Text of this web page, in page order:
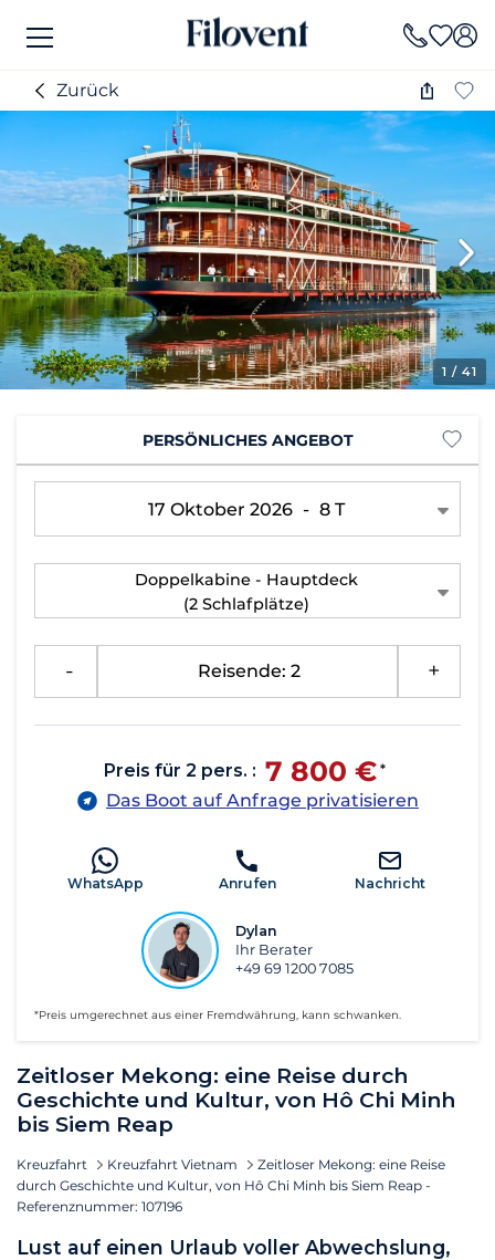
Zurück
1 / 41
Zeitloser Mekong: eine Reise durch
Geschichte und Kultur, von Hô Chi Minh
bis Siem Reap
Kreuzfahrt Kreuzfahrt Vietnam
Zeitloser Mekong: eine Reise
durch Geschichte und Kultur, von Hô Chi Minh bis Siem Reap -
Referenznummer: 107196
Lust auf einen Urlaub voller Abwechslung,
PERSÖNLICHES ANGEBOT
17 Oktober 2026 - 8 T
Doppelkabine - Hauptdeck
(2 Schlafplätze)
Reisende: 2
Preis für 2 pers. : 7 800 €
*
Das Boot auf Anfrage privatisieren
WhatsApp Anrufen Nachricht
Dylan
Ihr Berater
+49 69 1200 7085
*Preis umgerechnet aus einer Fremdwährung, kann schwanken.